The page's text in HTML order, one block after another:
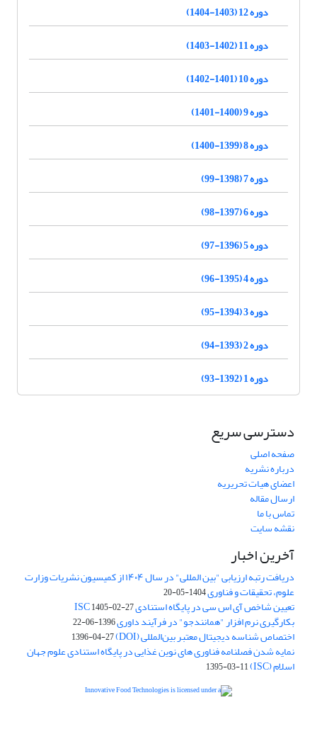
دوره 12 (1403-1404)
دوره 11 (1402-1403)
دوره 10 (1401-1402)
دوره 9 (1400-1401)
دوره 8 (1399-1400)
دوره 7 (1398-99)
دوره 6 (1397-98)
دوره 5 (1396-97)
دوره 4 (1395-96)
دوره 3 (1394-95)
دوره 2 (1393-94)
دوره 1 (1392-93)
دسترسی سریع
صفحه اصلی
درباره نشریه
اعضای هیات تحریریه
ارسال مقاله
تماس با ما
نقشه سایت
آخرین اخبار
دریافت رتبه ارزیابی "بین المللی" در سال ۱۴۰۴ از کمیسیون نشریات وزارت
علوم، تحقیقات و فناوری1404-05-20
تعیین شاخص آی اس سی در پایگاه استنادی ISC1405-02-27
بکارگیری نرم افزار "همانندجو" در فرآیند داوری1396-06-22
اختصاص شناسه دیجیتال معتبر بین‌المللی (DOI) 1396-04-27
نمایه شدن فصلنامه فناوری های نوین غذایی در پایگاه استنادی علوم جهان
اسلام (ISC) 1395-03-11